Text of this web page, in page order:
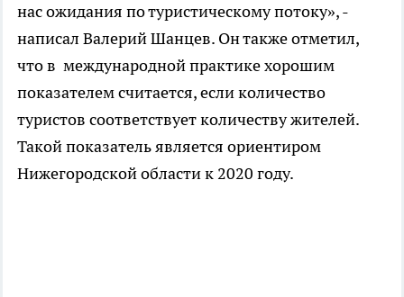
нас ожидания по туристическому потоку», -
написал Валерий Шанцев. Он также отметил,
что в международной практике хорошим
показателем считается, если количество
туристов соответствует количеству жителей.
Такой показатель является ориентиром
Нижегородской области к 2020 году.